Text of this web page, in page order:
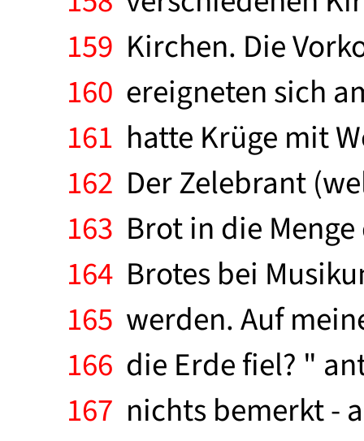
159 Kirchen. Die
160 ereigneten sich
161 hatte Krüge mit
162 Der Zelebrant
163 Brot in die
164 Brotes bei
165 werden. Auf
166 die Erde fiel? "
167 nichts bemerkt -